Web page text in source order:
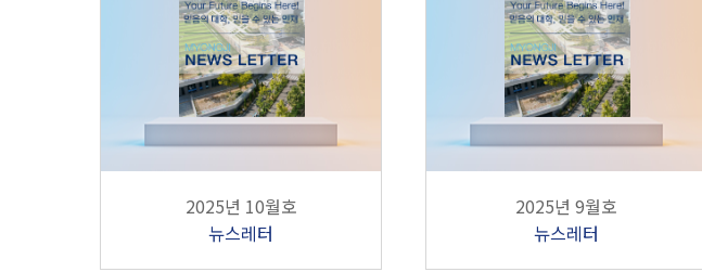
2025년 10월호
뉴스레터
2025년 9월호
뉴스레터